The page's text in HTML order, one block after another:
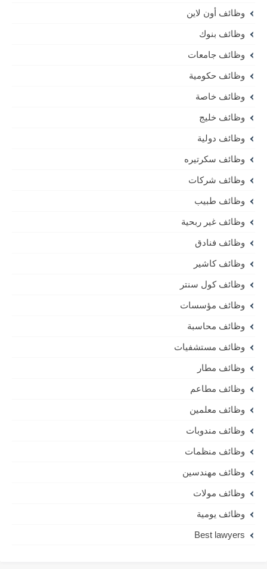
وظائف أون لاين
وظائف بنوك
وظائف جامعات
وظائف حكومية
وظائف خاصة
وظائف خليج
وظائف دولية
وظائف سكرتيره
وظائف شركات
وظائف طبيب
وظائف غير ربحية
وظائف فنادق
وظائف كاشير
وظائف كول سنتر
وظائف مؤسسات
وظائف محاسبة
وظائف مستشفيات
وظائف مطار
وظائف مطاعم
وظائف معلمين
وظائف مندوبات
وظائف منظمات
وظائف مهندسين
وظائف مولات
وظائف يومية
Best lawyers